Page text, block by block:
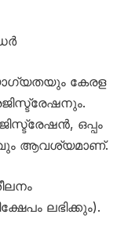
കേരള
ഒപ്പം
ആവശ്യമാണ്.
ലഭിക്കും).